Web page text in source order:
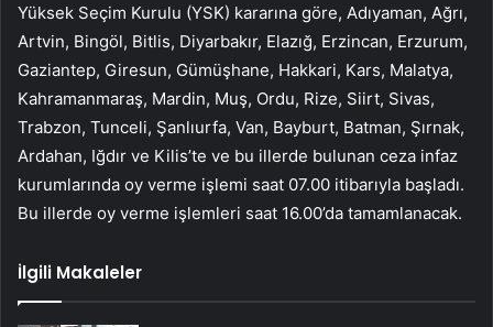
Yüksek Seçim Kurulu (YSK) kararına göre, Adıyaman, Ağrı,
Artvin, Bingöl, Bitlis, Diyarbakır, Elazığ, Erzincan, Erzurum,
Gaziantep, Giresun, Gümüşhane, Hakkari, Kars, Malatya,
Kahramanmaraş, Mardin, Muş, Ordu, Rize, Siirt, Sivas,
Trabzon, Tunceli, Şanlıurfa, Van, Bayburt, Batman, Şırnak,
Ardahan, Iğdır ve Kilis’te ve bu illerde bulunan ceza infaz
kurumlarında oy verme işlemi saat 07.00 itibarıyla başladı.
Bu illerde oy verme işlemleri saat 16.00’da tamamlanacak.
İlgili Makaleler